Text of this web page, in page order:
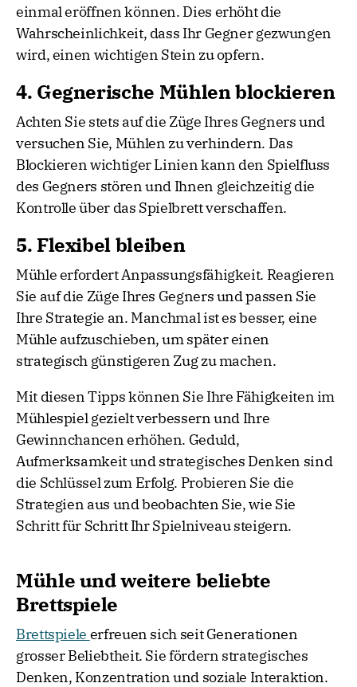
einmal eröffnen können. Dies erhöht die
Wahrscheinlichkeit, dass Ihr Gegner gezwungen
wird, einen wichtigen Stein zu opfern.
4. Gegnerische Mühlen blockieren
Achten Sie stets auf die Züge Ihres Gegners und
versuchen Sie, Mühlen zu verhindern. Das
Blockieren wichtiger Linien kann den Spielfluss
des Gegners stören und Ihnen gleichzeitig die
Kontrolle über das Spielbrett verschaffen.
5. Flexibel bleiben
Mühle erfordert Anpassungsfähigkeit. Reagieren
Sie auf die Züge Ihres Gegners und passen Sie
Ihre Strategie an. Manchmal ist es besser, eine
Mühle aufzuschieben, um später einen
strategisch günstigeren Zug zu machen.
Mit diesen Tipps können Sie Ihre Fähigkeiten im
Mühlespiel gezielt verbessern und Ihre
Gewinnchancen erhöhen. Geduld,
Aufmerksamkeit und strategisches Denken sind
die Schlüssel zum Erfolg. Probieren Sie die
Strategien aus und beobachten Sie, wie Sie
Schritt für Schritt Ihr Spielniveau steigern.
Mühle und weitere beliebte
Brettspiele
Brettspiele erfreuen sich seit Generationen
grosser Beliebtheit. Sie fördern strategisches
Denken, Konzentration und soziale Interaktion.